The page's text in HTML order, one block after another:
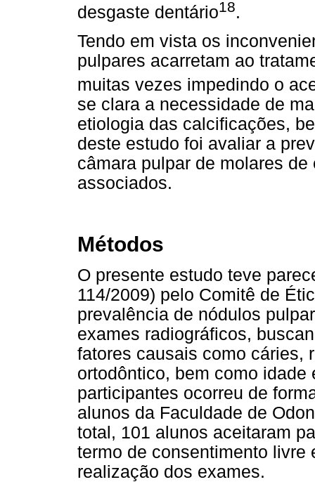
desgaste dentário18.
Tendo em vista os
pulpares acarretam ao
muitas vezes impedindo o
se clara a necessidade de
etiologia das calcificações,
deste estudo foi avaliar a
câmara pulpar de molares
associados.
Métodos
O presente estudo teve
114/2009) pelo Comitê de
prevalência de nódulos
exames radiográficos,
fatores causais como cáries,
ortodôntico, bem como
participantes ocorreu de
alunos da Faculdade de
total, 101 alunos aceitaram
termo de consentimento livre
realização dos exames.